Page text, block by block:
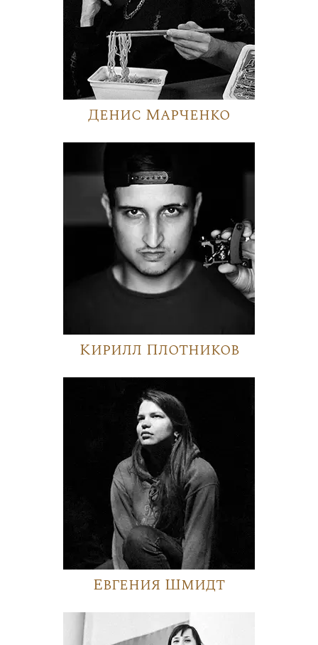
Денис Марченко
Кирилл Плотников
Евгения Шмидт